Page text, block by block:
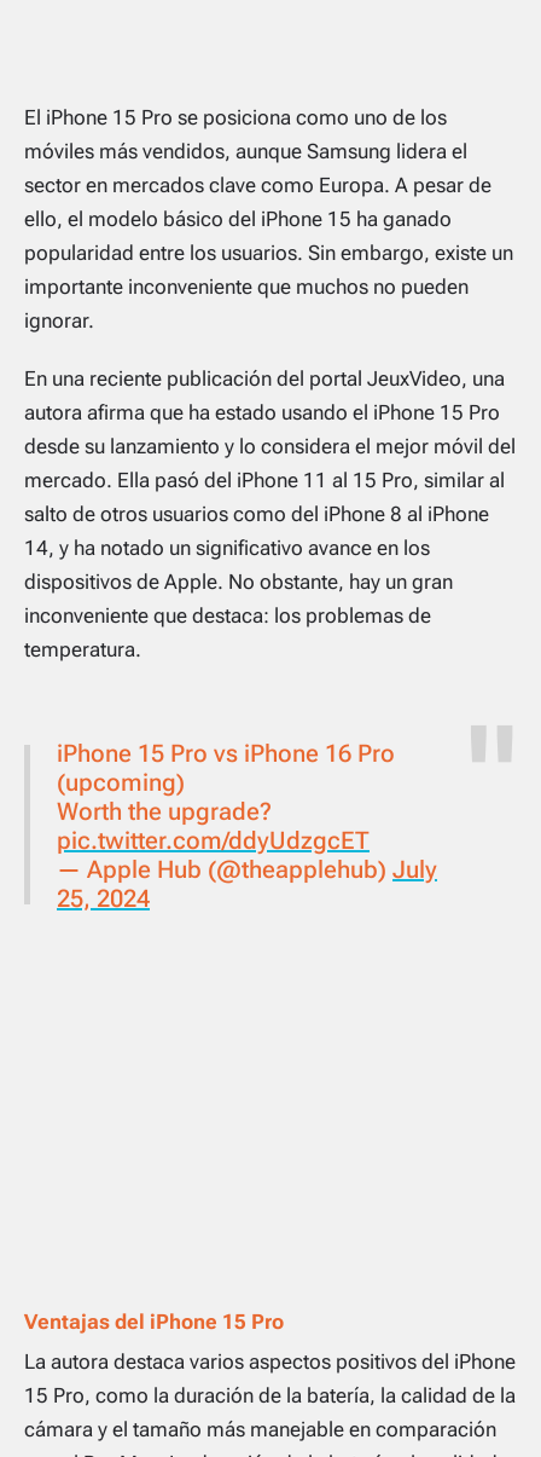
El iPhone 15 Pro se posiciona como uno de los
móviles más vendidos, aunque Samsung lidera el
sector en mercados clave como Europa. A pesar de
ello, el modelo básico del iPhone 15 ha ganado
popularidad entre los usuarios. Sin embargo, existe un
importante inconveniente que muchos no pueden
ignorar.
En una reciente publicación del portal JeuxVideo, una
autora afirma que ha estado usando el iPhone 15 Pro
desde su lanzamiento y lo considera el mejor móvil del
mercado. Ella pasó del iPhone 11 al 15 Pro, similar al
salto de otros usuarios como del iPhone 8 al iPhone
14, y ha notado un significativo avance en los
dispositivos de Apple. No obstante, hay un gran
inconveniente que destaca: los problemas de
temperatura.
iPhone 15 Pro vs iPhone 16 Pro
(upcoming)
Worth the upgrade?
pic.twitter.com/ddyUdzgcET
— Apple Hub (@theapplehub) July
25, 2024
Ventajas del iPhone 15 Pro
La autora destaca varios aspectos positivos del iPhone
15 Pro, como la duración de la batería, la calidad de la
cámara y el tamaño más manejable en comparación